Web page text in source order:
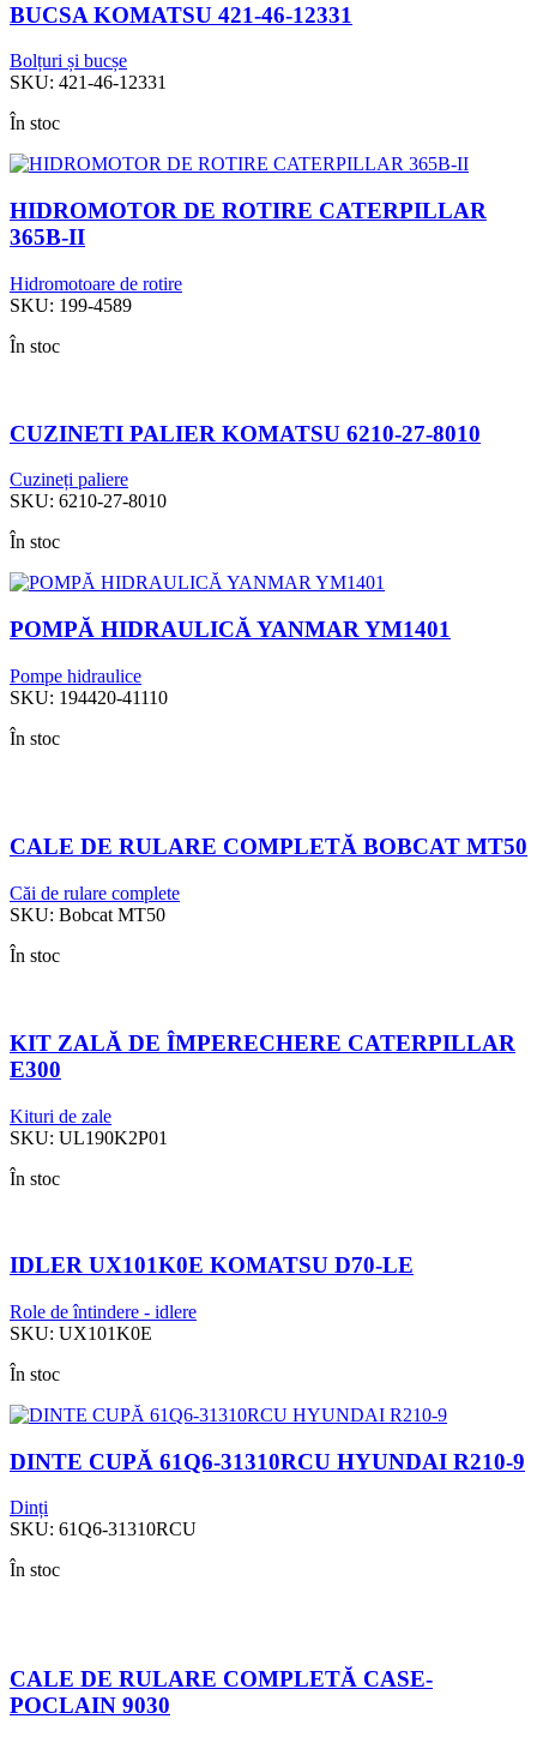
BUCSA KOMATSU 421-46-12331
Bolțuri și bucșe
SKU: 421-46-12331
În stoc
HIDROMOTOR DE ROTIRE CATERPILLAR
365B-II
Hidromotoare de rotire
SKU: 199-4589
În stoc
CUZINETI PALIER KOMATSU 6210-27-8010
Cuzineți paliere
SKU: 6210-27-8010
În stoc
POMPĂ HIDRAULICĂ YANMAR YM1401
Pompe hidraulice
SKU: 194420-41110
În stoc
CALE DE RULARE COMPLETĂ BOBCAT MT50
Căi de rulare complete
SKU: Bobcat MT50
În stoc
KIT ZALĂ DE ÎMPERECHERE CATERPILLAR
E300
Kituri de zale
SKU: UL190K2P01
În stoc
IDLER UX101K0E KOMATSU D70-LE
Role de întindere - idlere
SKU: UX101K0E
În stoc
DINTE CUPĂ 61Q6-31310RCU HYUNDAI R210-9
Dinți
SKU: 61Q6-31310RCU
În stoc
CALE DE RULARE COMPLETĂ CASE-
POCLAIN 9030